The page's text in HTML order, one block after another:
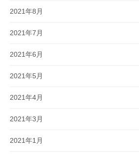
2021年8月
2021年7月
2021年6月
2021年5月
2021年4月
2021年3月
2021年1月